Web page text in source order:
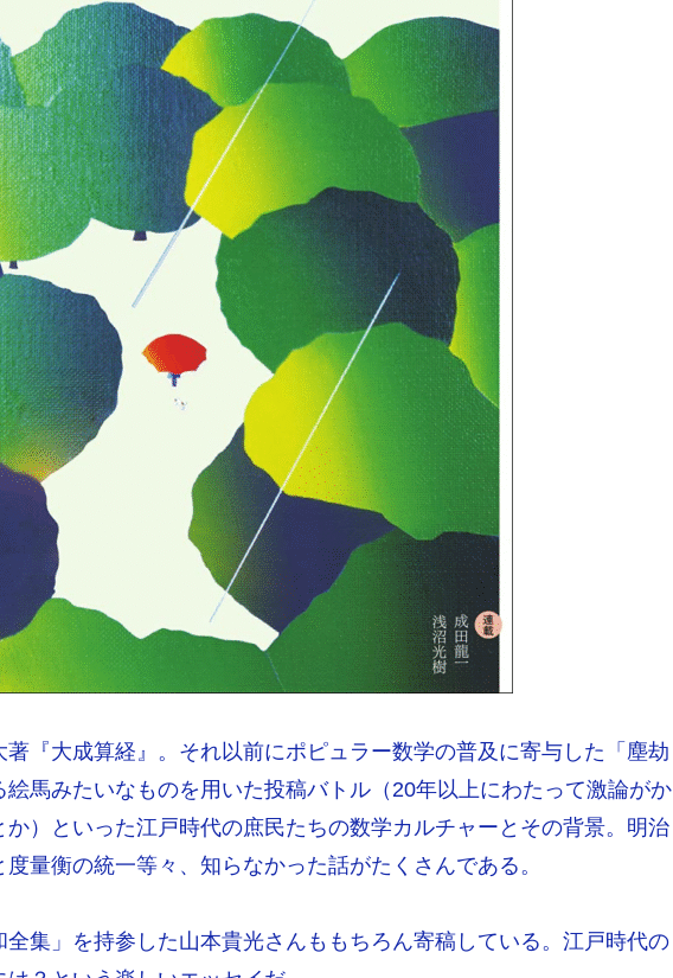
『大成算経』。それ以前にポピュラー数学の普及に寄与した「塵劫
馬みたいなものを用いた投稿バトル（20年以上にわたって激論がか
）といった江戸時代の庶民たちの数学カルチャーとその背景。明治
量衡の統一等々、知らなかった話がたくさんである。
集」を持参した山本貴光さんももちろん寄稿している。江戸時代の